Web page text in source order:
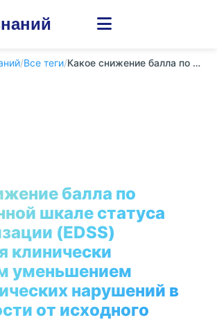
/Все теги/ Какое снижение балла по Расширенной шкале стату...
балла по
шкале статуса
(EDSS)
клинически
уменьшением
нарушений в
от исходного